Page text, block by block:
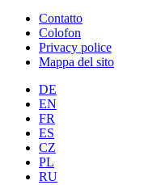
Contatto
Colofon
Privacy police
Mappa del sito
DE
EN
FR
ES
CZ
PL
RU